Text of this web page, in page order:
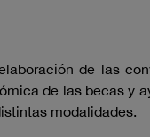
de las
de las becas y
modalidades.